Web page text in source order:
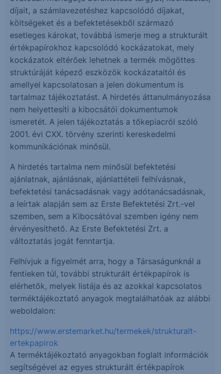
díjait, a számlavezetéshez kapcsolódó díjakat,
költségeket és a befektetésekből származó
esetleges károkat, továbbá ismerje meg a strukturált
értékpapírokhoz kapcsolódó kockázatokat, mely
kockázatok eltérőek lehetnek a termék mögöttes
struktúráját képező eszközök kockázataitól és
amellyel kapcsolatosan a jelen dokumentum is
tartalmaz tájékoztatást. A hirdetés áttanulmányozása
nem helyettesíti a kibocsátói dokumentumok
ismeretét. A jelen tájékoztatás a tőkepiacról szóló
2001. évi CXX. törvény szerinti kereskedelmi
kommunikációnak minősül.
A hirdetés tartalma nem minősül befektetési
ajánlatnak, ajánlásnak, ajánlattételi felhívásnak,
befektetési tanácsadásnak vagy adótanácsadásnak,
a leírtak alapján sem az Erste Befektetési Zrt.-vel
szemben, sem a Kibocsátóval szemben igény nem
érvényesíthető. Az Erste Befektetési Zrt. a
változtatás jogát fenntartja.
Felhívjuk a figyelmét arra, hogy a Társaságunknál a
fentieken túl, további strukturált értékpapírok is
elérhetők, melyek listája és az azokkal kapcsolatos
terméktájékoztató anyagok megtalálhatóak az alábbi
weboldalon:
https://www.erstemarket.hu/termekek/strukturalt-
ertekpapirok
A terméktájékoztató anyagokban foglalt információk
segítségével az egyes strukturált értékpapírok